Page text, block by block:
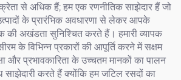
से अधिक हैं; हम एक रणनीतिक साझेदार हैं जो
के प्रारंभिक अवधारणा से लेकर आपके
की अखंडता सुनिश्चित करते हैं। हमारी व्यापक
के विभिन्न प्रकारों की आपूर्ति करने में सक्षम
और प्रभावकारिता के उच्चतम मानकों का पालन
साझेदारी करते हैं क्योंकि हम जटिल रसदों का